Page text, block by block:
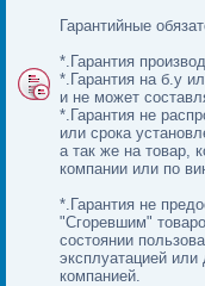
Гарантийные
*.Гарантия
*.Гарантия на б.у
и не может
*.Гарантия не
или срока
а так же на товар,
компании или по
*.Гарантия не
"Сгоревшим"
состоянии
эксплуатацией
компанией.